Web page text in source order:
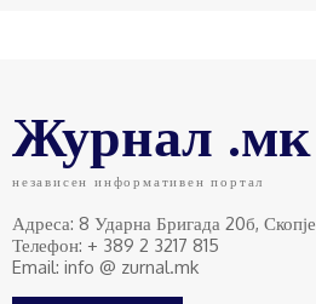
Журнал .мк
независен информативен портал
Адреса: 8 Ударна Бригада 20б, Скопје
Телефон: + 389 2 3217 815
Email: info @ zurnal.mk